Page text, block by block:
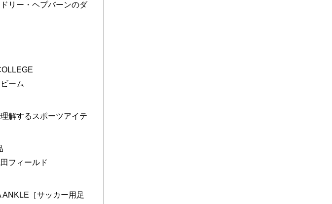
リー・ヘプバーンのダ
ーム
解するスポーツアイテ
フィールド
ANKLE［サッカー用足